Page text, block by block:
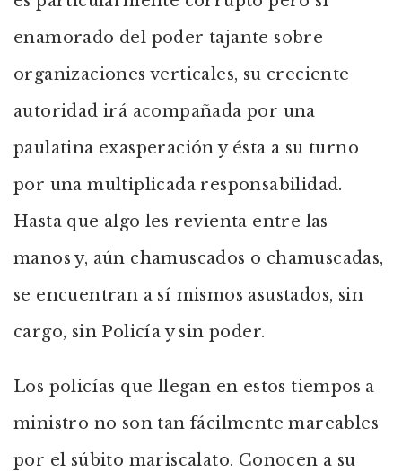
enamorado del poder tajante sobre
organizaciones verticales, su creciente
autoridad irá acompañada por una
paulatina exasperación y ésta a su turno
por una multiplicada responsabilidad.
Hasta que algo les revienta entre las
manos y, aún chamuscados o chamuscadas,
se encuentran a sí mismos asustados, sin
cargo, sin Policía y sin poder.
Los policías que llegan en estos tiempos a
ministro no son tan fácilmente mareables
por el súbito mariscalato. Conocen a su